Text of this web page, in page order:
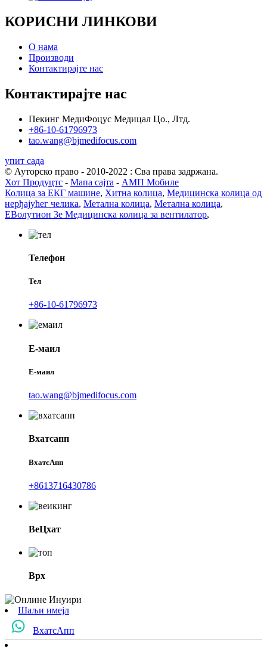
КОРИСНИ ЛИНКОВИ
О нама
Производи
Контактирајте нас
Контактирајте нас
Пекинг МедиФоцус Медицал Цо., Лтд.
+86-10-61796973
tao.wang@bjmedifocus.com
упит сада
© Ауторско право - 2010-2022 : Сва права задржана.
Хот Продуцтс - Мапа сајта - АМП Мобиле
Колица за ЕКГ машине, Хитна колица, Медицинска колица од
нерђајућег челика, Метална колица, Метална колица,
ЕВолутион 3е Медицинска колица за вентилатор,
Телефон
Тел
+86-10-61796973
Е-маил
Е-маил
tao.wang@bjmedifocus.com
Вхатсапп
ВхатсАпп
+8613716430786
ВеЦхат
Врх
Шаљи имејл
ВхатсАпп